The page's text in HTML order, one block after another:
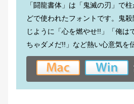
「闘龍書体」は「鬼滅の刃」で
どで使われたフォントです。鬼
じように「心を燃やせ!!」「俺は
ちゃダメだ!!」など熱い心意気を